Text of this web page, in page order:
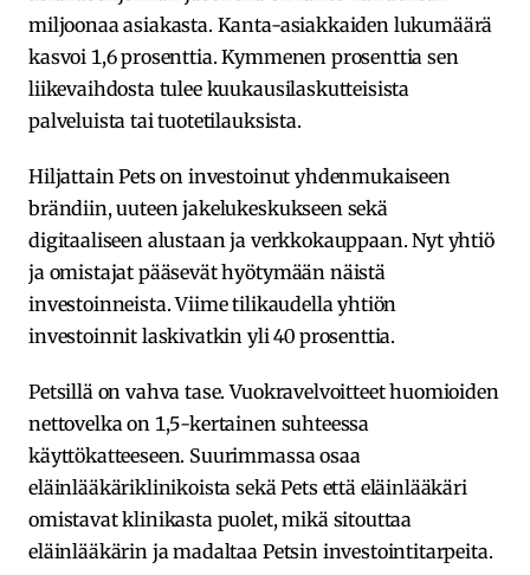
miljoonaa asiakasta. Kanta-asiakkaiden lukumäärä
kasvoi 1,6 prosenttia. Kymmenen prosenttia sen
liikevaihdosta tulee kuukausilaskutteisista
palveluista tai tuotetilauksista.
Hiljattain Pets on investoinut yhdenmukaiseen
brändiin, uuteen jakelukeskukseen sekä
digitaaliseen alustaan ja verkkokauppaan. Nyt yhtiö
ja omistajat pääsevät hyötymään näistä
investoinneista. Viime tilikaudella yhtiön
investoinnit laskivatkin yli 40 prosenttia.
Petsillä on vahva tase. Vuokravelvoitteet huomioiden
nettovelka on 1,5-kertainen suhteessa
käyttökatteeseen. Suurimmassa osaa
eläinlääkäriklinikoista sekä Pets että eläinlääkäri
omistavat klinikasta puolet, mikä sitouttaa
eläinlääkärin ja madaltaa Petsin investointitarpeita.